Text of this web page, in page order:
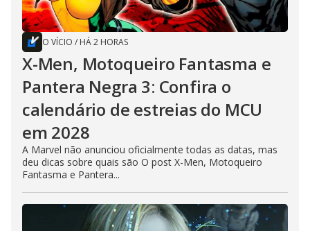
O VÍCIO / HÁ 2 HORAS
X-Men, Motoqueiro Fantasma e
Pantera Negra 3: Confira o
calendário de estreias do MCU
em 2028
A Marvel não anunciou oficialmente todas as datas, mas
deu dicas sobre quais são O post X-Men, Motoqueiro
Fantasma e Pantera...